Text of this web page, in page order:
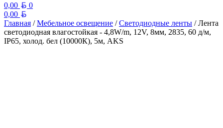
0,00 Белорусский рубль
0
0,00
Главная /Мебельное освещение /Светодиодные ленты / Лента
светодиодная влагостойкая - 4,8W/m, 12V, 8мм, 2835, 60 д/м,
IP65, холод. бел (10000К), 5м, AKS